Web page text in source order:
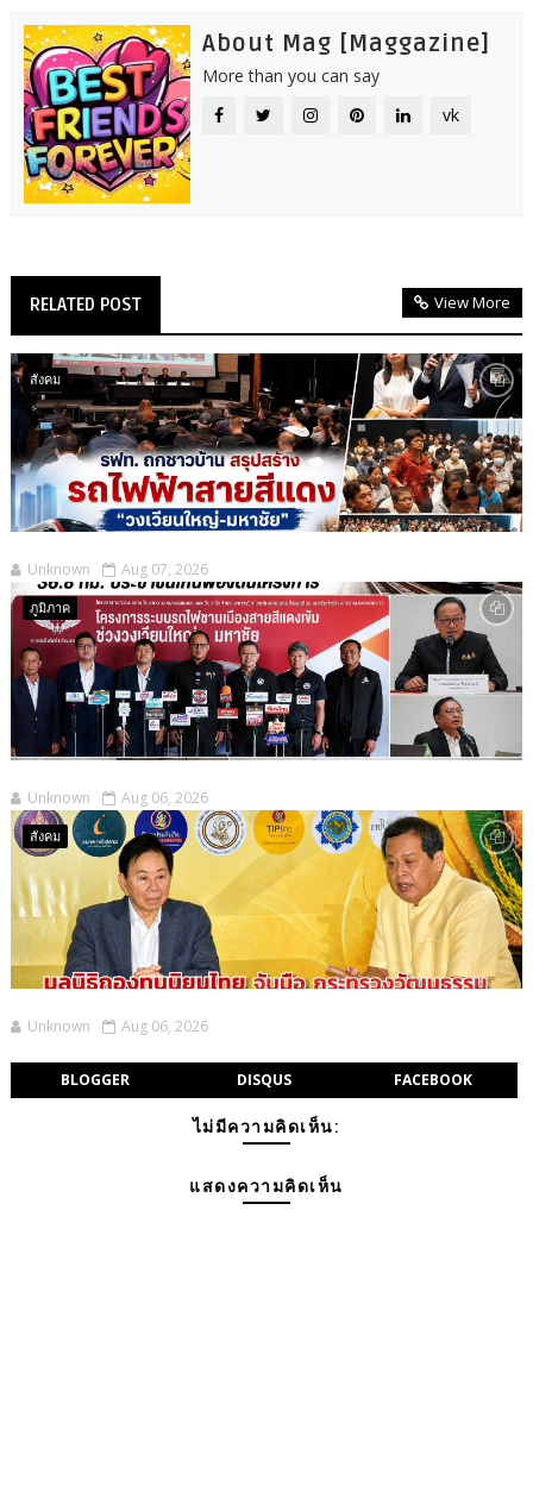
About Mag [Maggazine]
More than you can say
vk
RELATED POST View More
สังคม
Unknown Aug 07, 2026
ภูมิภาค
Unknown Aug 06, 2026
สังคม
Unknown Aug 06, 2026
BLOGGER DISQUS FACEBOOK
ไม่มีความคิดเห็น:
แสดงความคิดเห็น